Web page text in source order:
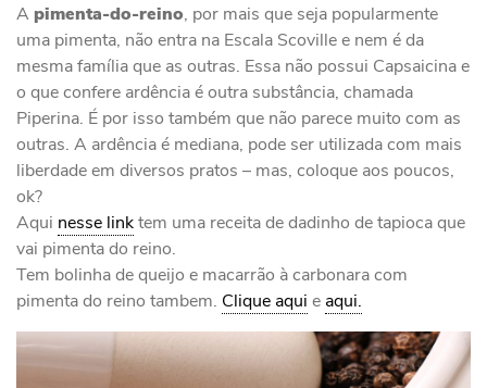
A pimenta-do-reino, por mais que seja popularmente
uma pimenta, não entra na Escala Scoville e nem é da
mesma família que as outras. Essa não possui Capsaicina e
o que confere ardência é outra substância, chamada
Piperina. É por isso também que não parece muito com as
outras. A ardência é mediana, pode ser utilizada com mais
liberdade em diversos pratos – mas, coloque aos poucos,
ok?
Aqui nesse linktem uma receita de dadinho de tapioca que
vai pimenta do reino.
Tem bolinha de queijo e macarrão à carbonara com
pimenta do reino tambem. Clique aqui e aqui.